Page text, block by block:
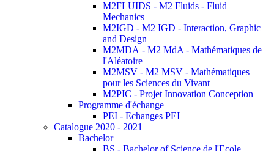
M2FLUIDS - M2 Fluids - Fluid
Mechanics
M2IGD - M2 IGD - Interaction, Graphic
and Design
M2MDA - M2 MdA - Mathématiques de
l'Aléatoire
M2MSV - M2 MSV - Mathématiques
pour les Sciences du Vivant
M2PIC - Projet Innovation Conception
Programme d'échange
PEI - Echanges PEI
Catalogue 2020 - 2021
Bachelor
BS - Bachelor of Science de l'Ecole